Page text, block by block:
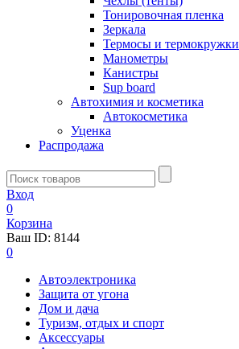
Тонировочная пленка
Зеркалa
Термосы и термокружки
Манометры
Канистры
Sup board
Автохимия и косметика
Автокосметика
Уценка
Распродажа
Вход
0
Корзина
Ваш ID: 8144
0
Автоэлектроника
Защита от угона
Дом и дача
Туризм, отдых и спорт
Аксессуары